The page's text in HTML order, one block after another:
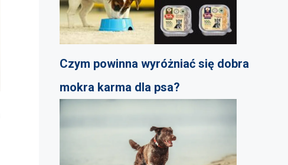
Czym powinna wyróżniać się dobra
mokra karma dla psa?